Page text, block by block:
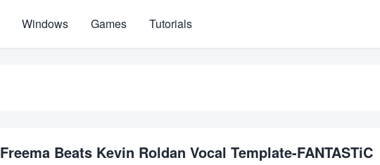
Windows Games Tutorials
Freema Beats Kevin Roldan Vocal Template-FANTASTiC